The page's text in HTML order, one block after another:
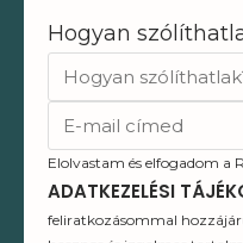
Hogyan
Elolvastam és elfogadom a
ADATKEZELÉSI
feliratkozásommal